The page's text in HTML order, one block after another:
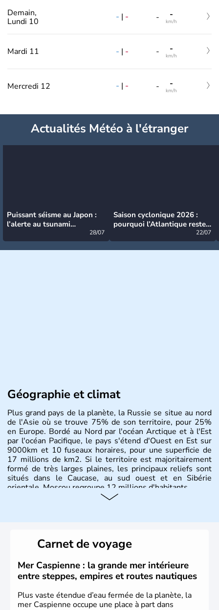
Demain,
Lundi 10
- | - - -
km/h
Mardi 11 - | - - -
km/h
Mercredi 12 - | - - -
km/h
Actualités Météo à l'étranger
Puissant séisme au Japon :
l’alerte au tsunami
28/07
Saison cyclonique 2026 :
pourquoi l’Atlantique reste
22/07
Géographie et climat
Plus grand pays de la planète, la Russie se situe au nord
de l'Asie où se trouve 75% de son territoire, pour 25%
en Europe. Bordé au Nord par l'océan Arctique et à l'Est
par l'océan Pacifique, le pays s'étend d'Ouest en Est sur
9000km et 10 fuseaux horaires, pour une superficie de
17 millions de km2. Si le territoire est majoritairement
formé de très larges plaines, les principaux reliefs sont
situés dans le Caucase, au sud ouest et en Sibérie
orientale. Moscou regroupe 12 millions d'habitants.
Carnet de voyage
Mer Caspienne : la grande mer intérieure
entre steppes, empires et routes nautiques
Plus vaste étendue d’eau fermée de la planète, la
mer Caspienne occupe une place à part dans